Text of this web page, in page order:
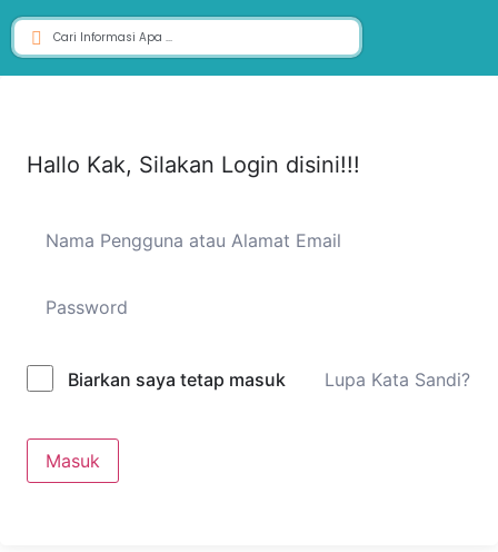
Hallo Kak, Silakan Login disini!!!
Biarkan saya tetap masuk Lupa Kata Sandi?
Masuk